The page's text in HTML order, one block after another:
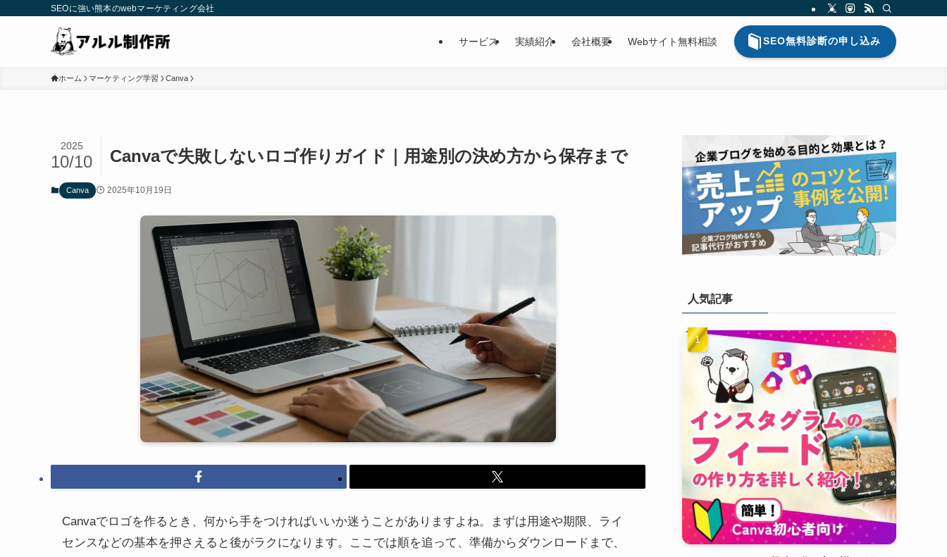
SEOに強い熊本のwebマーケティング会社
サービス 実績紹介 会社概要 Webサイト無料相談 SEO無料診断の申し込み
ホーム マーケティング学習 Canva
Canvaで失敗しないロゴ作りガイド｜用途別の決め方から保存まで
2025
10/10
Canva 2025年10月19日
Canvaでロゴを作るとき、何から手をつければいいか迷うことがありますよね。まずは用途や期限、ライ
センスなどの基本を押さえると後がラクになります。ここでは順を追って、準備からダウンロードまで、
人気記事